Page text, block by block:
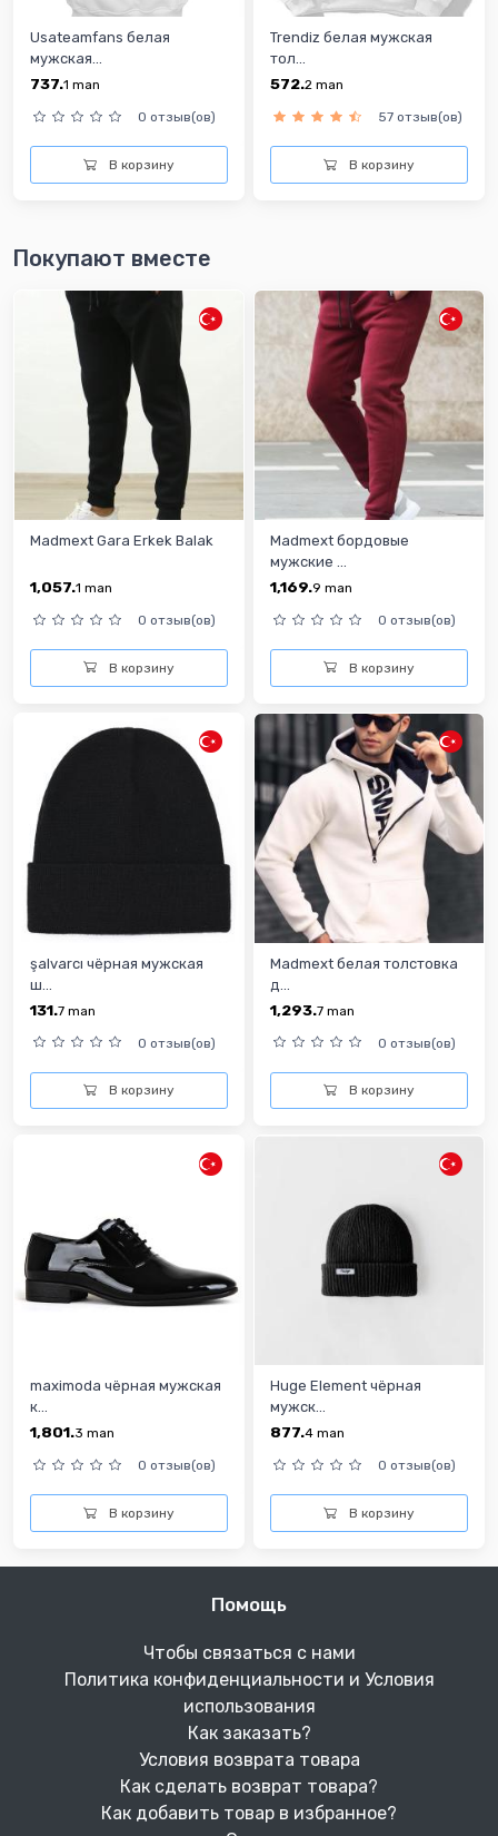
Usateamfans белая
мужская...
737.1 man
0 отзыв(ов)
В корзину
Trendiz белая мужская
тол...
572.2 man
57 отзыв(ов)
В корзину
Покупают вместе
Madmext Gara Erkek Balak
1,057.1 man
0 отзыв(ов)
В корзину
Madmext бордовыe
мужские ...
1,169.9 man
0 отзыв(ов)
В корзину
şalvarcı чёрная мужская
ш...
131.7 man
0 отзыв(ов)
В корзину
Madmext белая толстовка
д...
1,293.7 man
0 отзыв(ов)
В корзину
maximoda чёрная мужская
к...
1,801.3 man
0 отзыв(ов)
В корзину
Huge Element чёрная
мужск...
877.4 man
0 отзыв(ов)
В корзину
Помощь
Чтобы связаться с нами
Политика конфиденциальности и Условия
использования
Как заказать?
Условия возврата товара
Как сделать возврат товара?
Как добавить товар в избранное?